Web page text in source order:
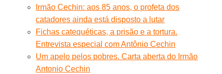
Irmão Cechin: aos 85 anos, o profeta dos
catadores ainda está disposto a lutar
Fichas catequéticas, a prisão e a tortura.
Entrevista especial com Antônio Cechin
Um apelo pelos pobres. Carta aberta do Irmão
Antonio Cechin